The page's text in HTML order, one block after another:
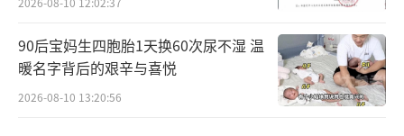
90后宝妈生四胞胎1天换60次尿不湿 温
暖名字背后的艰辛与喜悦
2026-08-10 13:20:56